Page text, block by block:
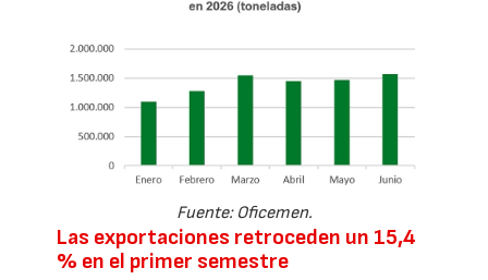
Fuente: Oficemen.
Las exportaciones retroceden un 15,4
% en el primer semestre